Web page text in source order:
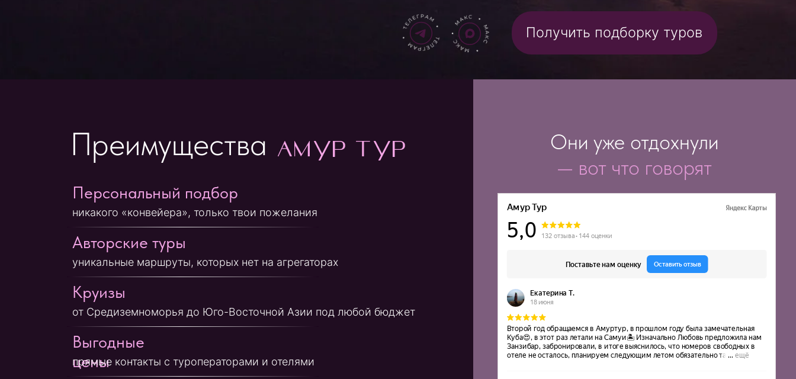
уникальные маршруты, которых нет на агрегаторах
от Средиземноморья до Юго-Восточной Азии под любой бюджет
Выгодные
цены
Поддержка
24/7
на связи до, во время и после поездки
Любой формат
отдыха
пляж, горы, экскурсии, семейные туры
Хочешь в отпуск? Просто напиши нам
Они уже отдохнули
— вот что говорят